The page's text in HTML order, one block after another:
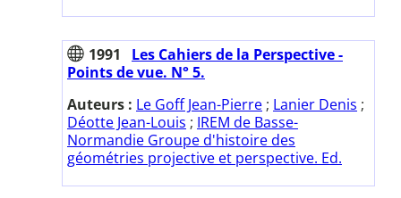
1991
Les Cahiers de la Perspective -
Points de vue. N° 5.
Auteurs : Le Goff Jean-Pierre ; Lanier Denis ;
Déotte Jean-Louis ; IREM de Basse-
Normandie Groupe d'histoire des
géométries projective et perspective. Ed.